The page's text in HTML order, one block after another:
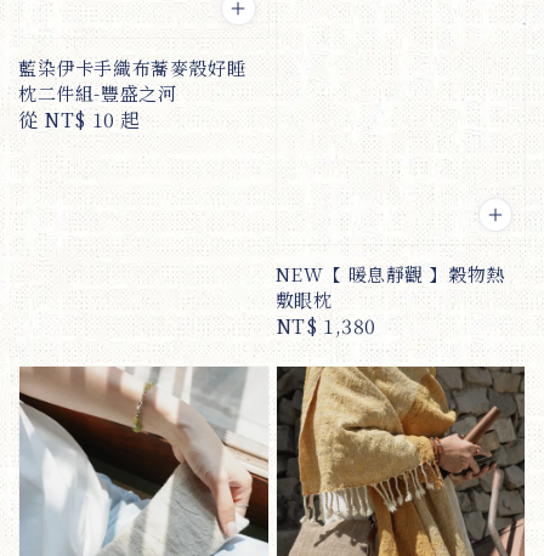
藍染伊卡手織布蕎麥殼好睡
枕二件組-豐盛之河
Regular
price
從NT$ 10起
NEW【 暖息靜觀 】穀物熱
敷眼枕
Regular
price
NT$ 1,380